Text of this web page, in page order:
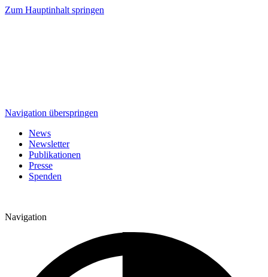
Zum Hauptinhalt springen
Navigation überspringen
News
Newsletter
Publikationen
Presse
Spenden
Navigation